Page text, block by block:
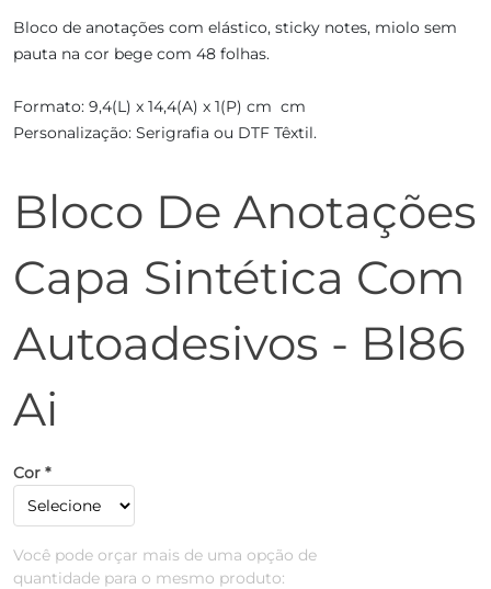
Bloco de anotações com elástico, sticky notes, miolo sem
pauta na cor bege com 48 folhas.
Formato: 9,4(L) x 14,4(A) x 1(P) cm cm
Personalização: Serigrafia ou DTF Têxtil.
Bloco De Anotações
Capa Sintética Com
Autoadesivos - Bl86
Ai
Cor *
Você pode orçar mais de uma opção de
quantidade para o mesmo produto: